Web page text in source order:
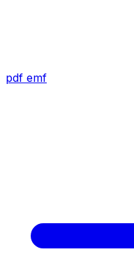
pdf emf